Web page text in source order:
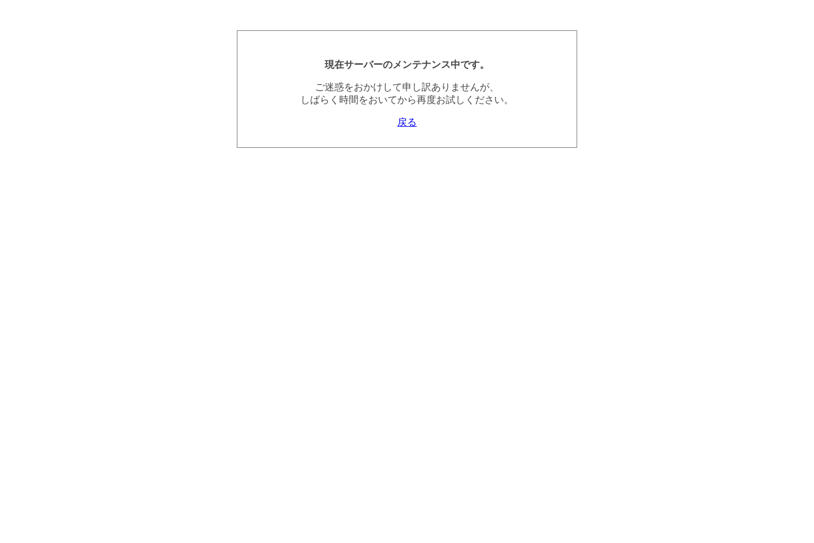
現在サーバーのメンテナンス中です。
ご迷惑をおかけして申し訳ありませんが、
しばらく時間をおいてから再度お試しください。
戻る